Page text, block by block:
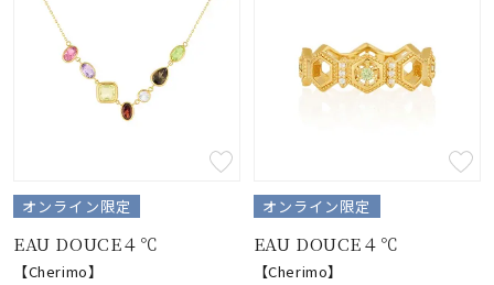
オンライン限定
EAU DOUCE４℃
【Cherimo】
オンライン限定
EAU DOUCE４℃
【Cherimo】